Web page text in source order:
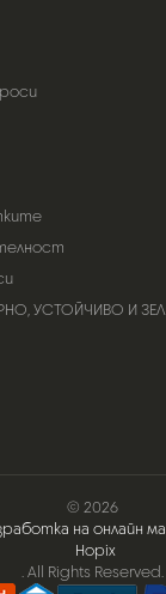
УСТОЙЧИВО И
© 2026
на онлайн
Hopix
. All Rights Reserved.